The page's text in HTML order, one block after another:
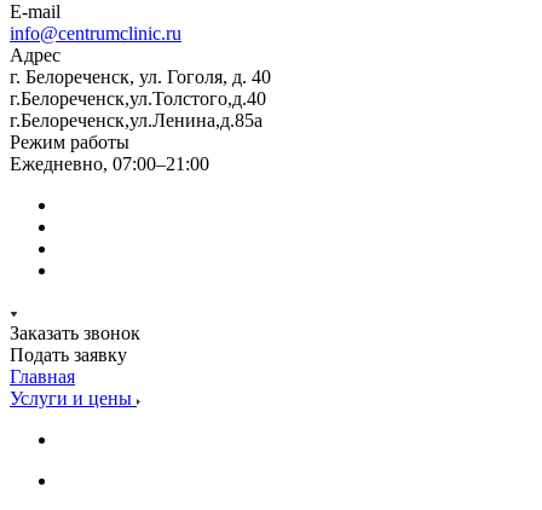
E-mail
info@centrumclinic.ru
Адрес
г. Белореченск, ул. Гоголя, д. 40
г.Белореченск,ул.Толстого,д.40
г.Белореченск,ул.Ленина,д.85а
Режим работы
Ежедневно, 07:00–21:00
Заказать звонок
Подать заявку
Главная
Услуги и цены